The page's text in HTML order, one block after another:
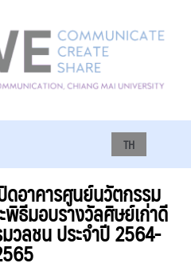
TH
อาคารศูนย์นวัตกรรม
พิธีมอบรางวัลศิษย์เก่าดี
วลชน ประจำปี 2564-